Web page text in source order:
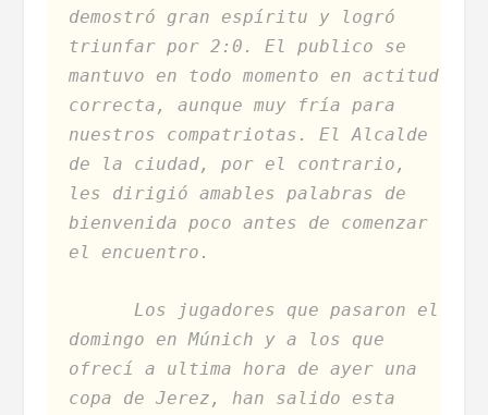
demostró gran espíritu y logró
triunfar por 2:0. El publico se
mantuvo en todo momento en actitud
correcta, aunque muy fría para
nuestros compatriotas. El Alcalde
de la ciudad, por el contrario,
les dirigió amables palabras de
bienvenida poco antes de comenzar
el encuentro.
Los jugadores que pasaron el
domingo en Múnich y a los que
ofrecí a ultima hora de ayer una
copa de Jerez, han salido esta